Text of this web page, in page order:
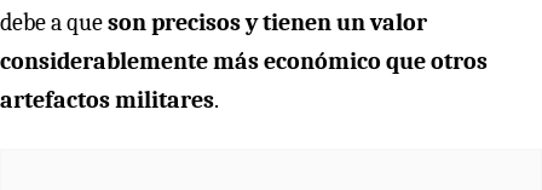
debe a queson precisos y tienen un valor
considerablemente más económico que otros
artefactos militares.